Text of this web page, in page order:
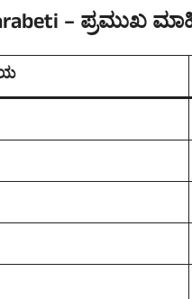
– ಪ್ರಮುಖ